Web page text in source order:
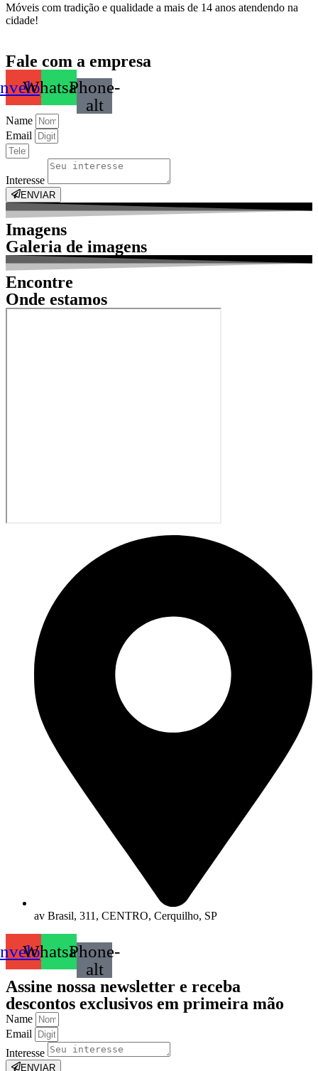
Móveis com tradição e qualidade a mais de 14 anos atendendo na
cidade!
Fale com a empresa
WhatsappPhone-
alt
Name
Email
Interesse
ENVIAR
Imagens
Galeria de imagens
Encontre
Onde estamos
av Brasil, 311, CENTRO, Cerquilho, SP
WhatsappPhone-
alt
Assine nossa newsletter e receba
descontos exclusivos em primeira mão
Name
Email
Interesse
ENVIAR